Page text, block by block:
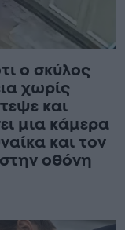
ο σκύλος
χωρίς
και
μια κάμερα
και τον
οθόνη